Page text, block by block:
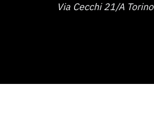
Via Cecchi 21/A Torino